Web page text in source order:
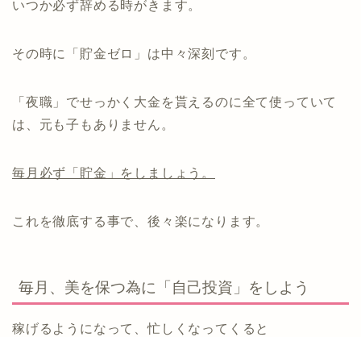
いつか必ず辞める時がきます。
その時に「貯金ゼロ」は中々深刻です。
「夜職」でせっかく大金を貰えるのに全て使っていて
は、元も子もありません。
毎月必ず「貯金」をしましょう。
これを徹底する事で、後々楽になります。
毎月、美を保つ為に「自己投資」をしよう
稼げるようになって、忙しくなってくると